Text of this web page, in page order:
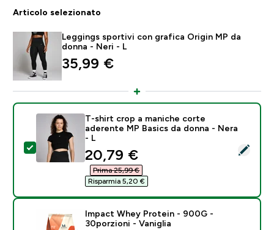
Articolo selezionato
Leggings sportivi con grafica Origin MP da
donna - Neri - L
35,99 €‎
Seleziona questo prodotto - T-shirt crop a maniche
T-shirt crop a maniche corte
aderente MP Basics da donna - Nera
- L
discounted price
20,79 €‎
Prima 25,99 €‎
Risparmia 5,20 €‎
Impact Whey Protein - 900G -
30porzioni - Vaniglia